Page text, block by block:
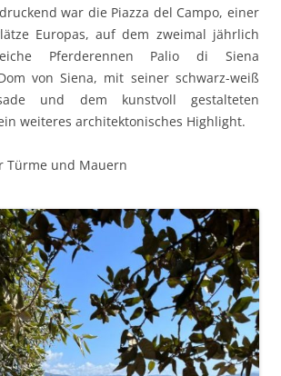
war die Piazza del Campo, einer
Europas, auf dem zweimal jährlich
Pferderennen Palio di Siena
von Siena, mit seiner schwarz-weiß
und dem kunstvoll gestalteten
weiteres architektonisches Highlight.
Türme und Mauern